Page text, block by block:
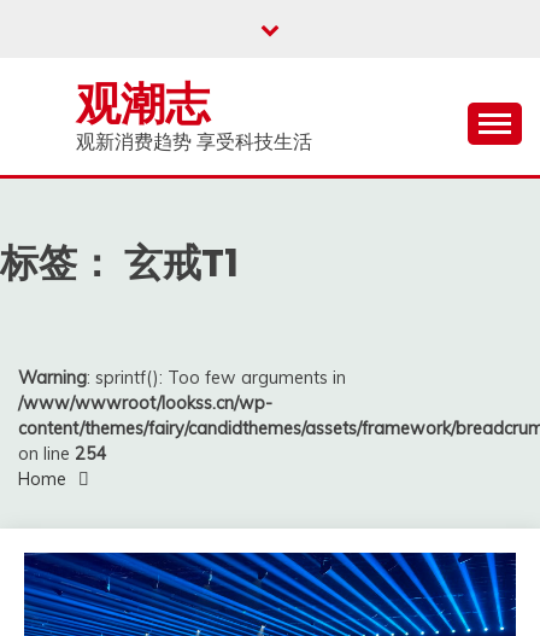
观潮志
观新消费趋势 享受科技生活
标签： 玄戒T1
Warning: sprintf(): Too few arguments in
/www/wwwroot/lookss.cn/wp-
content/themes/fairy/candidthemes/assets/framework/
on line 254
Home